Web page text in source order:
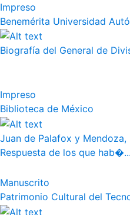
Impreso
Benemérita Universidad
Biografía del General de
Impreso
Biblioteca de México
Juan de Palafox y Mendoza,
Respuesta de los que hab�...
Manuscrito
Patrimonio Cultural del